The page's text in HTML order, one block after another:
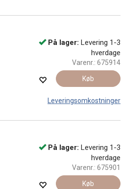
På lager: Levering 1-3
hverdage
Varenr.: 675914
Køb
Leveringsomkostninger
På lager: Levering 1-3
hverdage
Varenr.: 675901
Køb